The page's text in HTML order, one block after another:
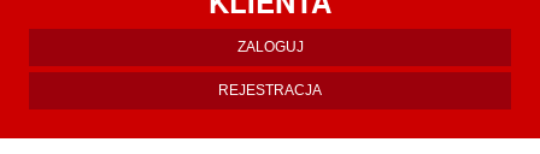
ZALOGUJ
REJESTRACJA